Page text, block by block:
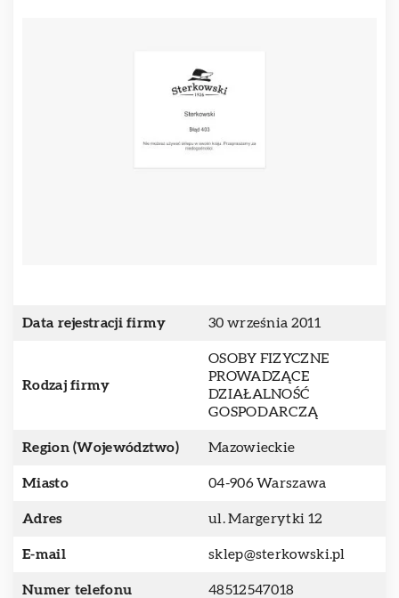
Data rejestracji firmy 30 września 2011
Rodzaj firmy
OSOBY FIZYCZNE
PROWADZĄCE
DZIAŁALNOŚĆ
GOSPODARCZĄ
Region (Województwo) Mazowieckie
Miasto 04-906 Warszawa
Adres ul. Margerytki 12
E-mail sklep@sterkowski.pl
Numer telefonu 48512547018